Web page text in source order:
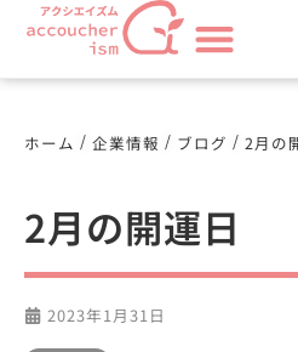
ホーム / 企業情報 / ブログ / 2月の
2月の開運日
2023年1月31日